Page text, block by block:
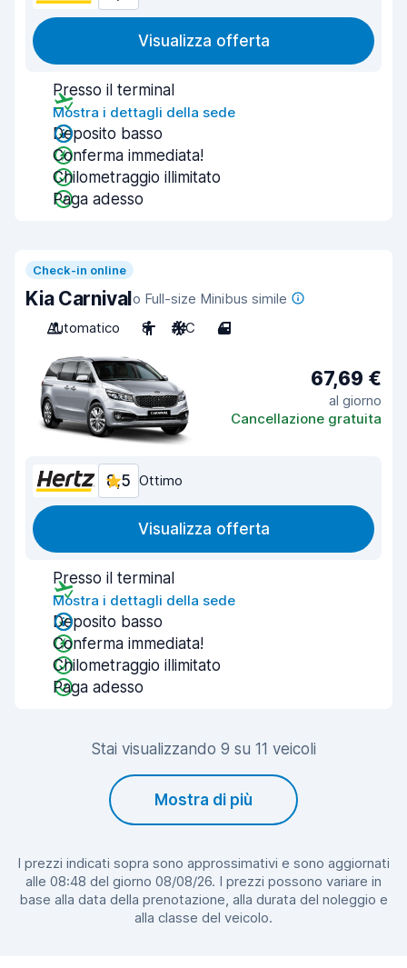
Visualizza offerta
Presso il terminal
Mostra i dettagli della sede
Deposito basso
Conferma immediata!
Chilometraggio illimitato
Paga adesso
Check-in online
Kia Carnivalo Full-size Minibus simile
Automatico
8 A/C 4
67,69 €
al giorno
Cancellazione gratuita
8,5 Ottimo
Visualizza offerta
Presso il terminal
Mostra i dettagli della sede
Deposito basso
Conferma immediata!
Chilometraggio illimitato
Paga adesso
Stai visualizzando 9 su 11 veicoli
Mostra di più
I prezzi indicati sopra sono approssimativi e sono aggiornati
alle 08:48 del giorno 08/08/26. I prezzi possono variare in
base alla data della prenotazione, alla durata del noleggio e
alla classe del veicolo.